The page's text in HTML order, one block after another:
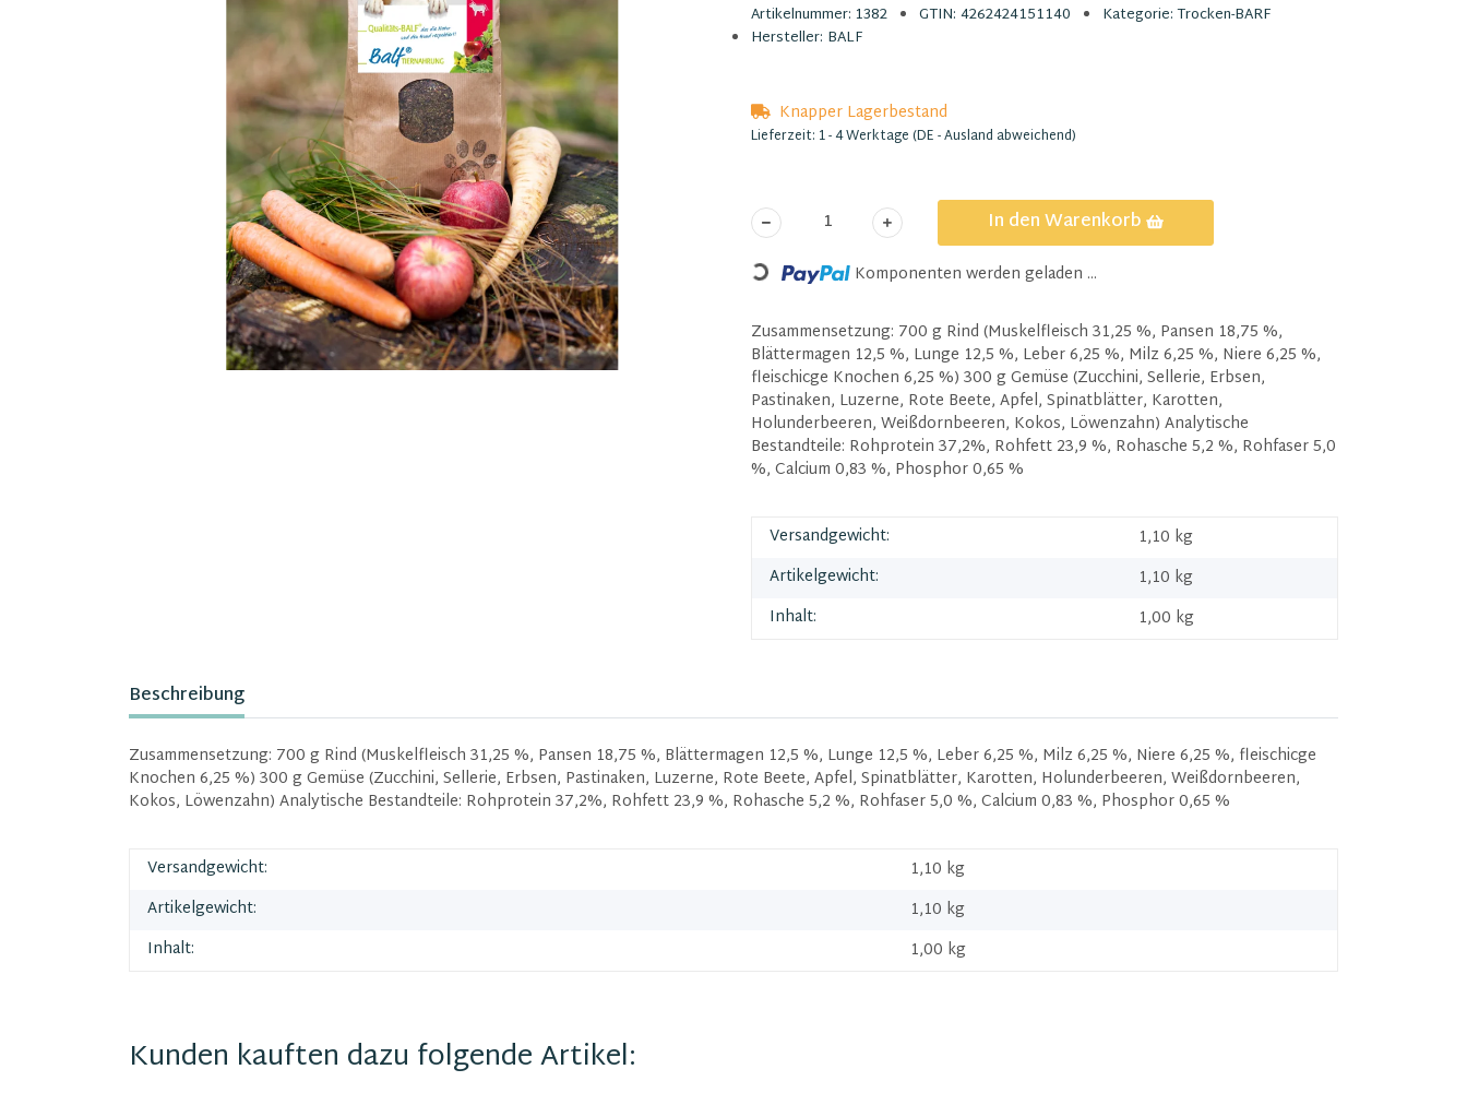
Artikelnummer: 1382 GTIN: 4262424151140 Kategorie:Trocken-BARF
Hersteller: BALF
Knapper Lagerbestand
Lieferzeit: 1 - 4 Werktage(DE - Ausland abweichend)
In den Warenkorb
Loading... Komponenten werden geladen ...
Zusammensetzung: 700 g Rind (Muskelfleisch 31,25 %, Pansen 18,75 %,
Blättermagen 12,5 %, Lunge 12,5 %, Leber 6,25 %, Milz 6,25 %, Niere 6,25 %,
fleischicge Knochen 6,25 %) 300 g Gemüse (Zucchini, Sellerie, Erbsen,
Pastinaken, Luzerne, Rote Beete, Apfel, Spinatblätter, Karotten,
Holunderbeeren, Weißdornbeeren, Kokos, Löwenzahn) Analytische
Bestandteile: Rohprotein 37,2%, Rohfett 23,9 %, Rohasche 5,2 %, Rohfaser 5,0
%, Calcium 0,83 %, Phosphor 0,65 %
Versandgewicht:
1,10 kg
Artikelgewicht:
1,10 kg
Inhalt:
1,00 kg
Beschreibung
Zusammensetzung: 700 g Rind (Muskelfleisch 31,25 %, Pansen 18,75 %, Blättermagen 12,5 %, Lunge 12,5 %, Leber 6,25 %, Milz 6,25 %, Niere 6,25 %, fleischicge
Knochen 6,25 %) 300 g Gemüse (Zucchini, Sellerie, Erbsen, Pastinaken, Luzerne, Rote Beete, Apfel, Spinatblätter, Karotten, Holunderbeeren, Weißdornbeeren,
Kokos, Löwenzahn) Analytische Bestandteile: Rohprotein 37,2%, Rohfett 23,9 %, Rohasche 5,2 %, Rohfaser 5,0 %, Calcium 0,83 %, Phosphor 0,65 %
Versandgewicht:
1,10 kg
Artikelgewicht:
1,10 kg
Inhalt:
1,00 kg
Kunden kauften dazu folgende Artikel: